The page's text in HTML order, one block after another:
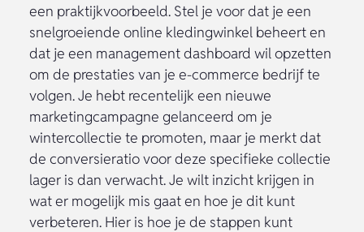
een praktijkvoorbeeld. Stel je voor dat je een
snelgroeiende online kledingwinkel beheert en
dat je een management dashboard wil opzetten
om de prestaties van je e-commerce bedrijf te
volgen. Je hebt recentelijk een nieuwe
marketingcampagne gelanceerd om je
wintercollectie te promoten, maar je merkt dat
de conversieratio voor deze specifieke collectie
lager is dan verwacht. Je wilt inzicht krijgen in
wat er mogelijk mis gaat en hoe je dit kunt
verbeteren. Hier is hoe je de stappen kunt